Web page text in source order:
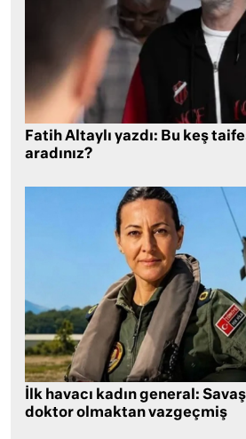
Fatih Altaylı yazdı: Bu keş
aradınız?
İlk havacı kadın general:
doktor olmaktan vazgeçmiş